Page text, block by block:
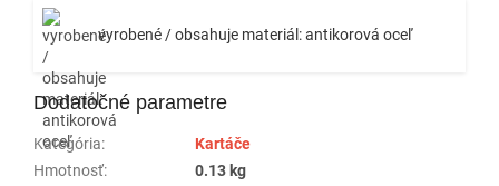
vyrobené / obsahuje materiál: antikorová oceľ
Dodatočné parametre
Kategória:
Kartáče
Hmotnosť:
0.13 kg